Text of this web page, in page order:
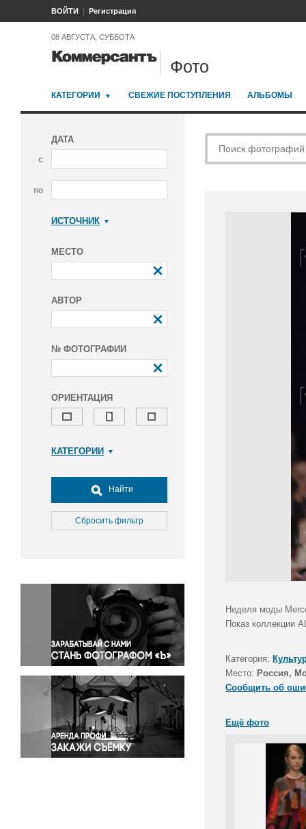
ВОЙТИ Регистрация
08 АВГУСТА, СУББОТА
Фото
КАТЕГОРИИ СВЕЖИЕ ПОСТУПЛЕНИЯ АЛЬБОМЫ
ДАТА
с
по
ИСТОЧНИК
МЕСТО
АВТОР
№ ФОТОГРАФИИ
ОРИЕНТАЦИЯ
КАТЕГОРИИ
Досуг, туризм и отдых
Культура
Медицина
Окружающая среда
Политика
Правосудие
Происшествия и конфликты
Религия
Светская жизнь
Спорт
Экология
Экономика и бизнес
Найти
Сбросить фильтр
Неделя моды
Показ коллекции
Категория:
Место: Россия,
Сообщить об
Ещё фото